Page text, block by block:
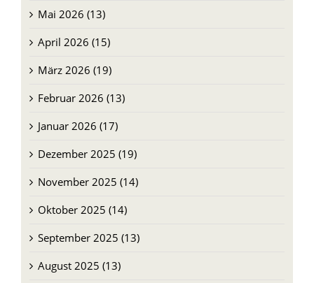
Mai 2026 (13)
April 2026 (15)
März 2026 (19)
Februar 2026 (13)
Januar 2026 (17)
Dezember 2025 (19)
November 2025 (14)
Oktober 2025 (14)
September 2025 (13)
August 2025 (13)